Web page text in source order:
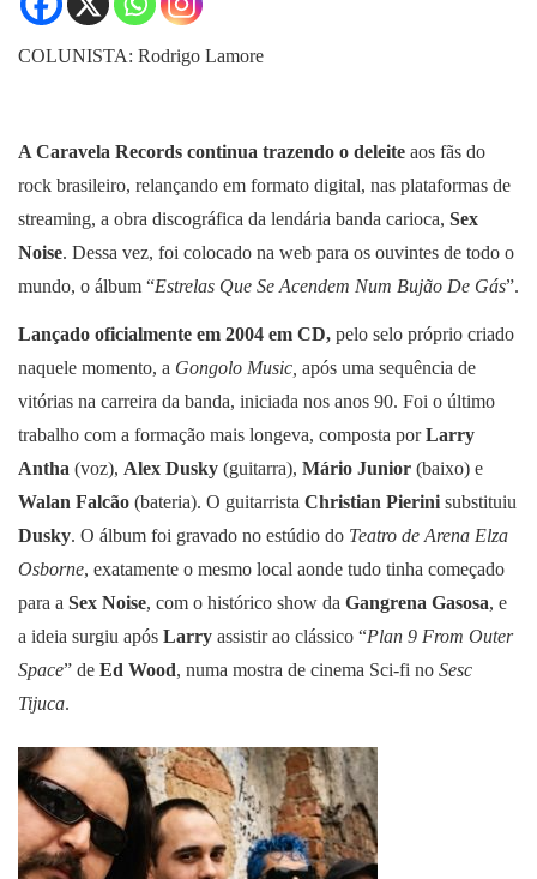
COLUNISTA: Rodrigo Lamore
A Caravela Records continua trazendo o deleite aos fãs do
rock brasileiro, relançando em formato digital, nas plataformas de
streaming, a obra discográfica da lendária banda carioca, Sex
Noise. Dessa vez, foi colocado na web para os ouvintes de todo o
mundo, o álbum “Estrelas Que Se Acendem Num Bujão De Gás”.
Lançado oficialmente em 2004 em CD, pelo selo próprio criado
naquele momento, a Gongolo Music, após uma sequência de
vitórias na carreira da banda, iniciada nos anos 90. Foi o último
trabalho com a formação mais longeva, composta porLarry
Antha (voz), Alex Dusky (guitarra), Mário Junior (baixo) e
Walan Falcão (bateria). O guitarrista Christian Pierini substituiu
Dusky. O álbum foi gravado no estúdio do Teatro de Arena Elza
Osborne, exatamente o mesmo local aonde tudo tinha começado
para a Sex Noise, com o histórico show da Gangrena Gasosa, e
a ideia surgiu após Larry assistir ao clássico “Plan 9 From Outer
Space” de Ed Wood, numa mostra de cinema Sci-fi no Sesc
Tijuca.